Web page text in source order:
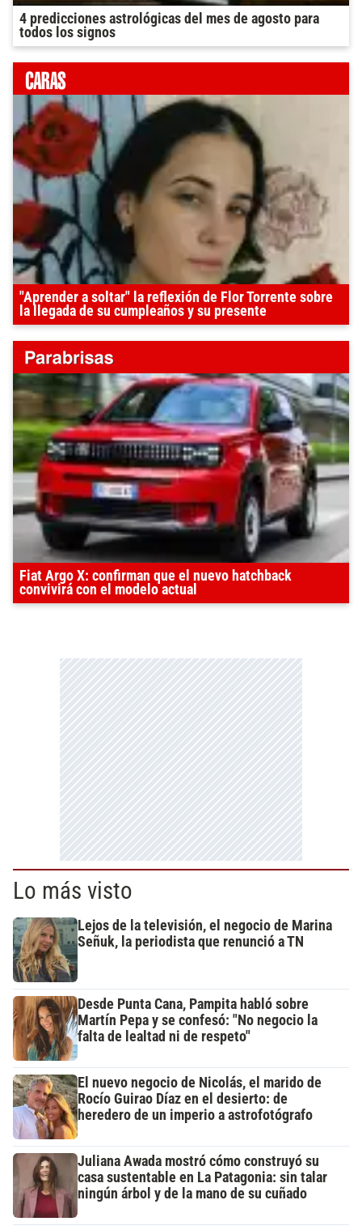
4 predicciones astrológicas del mes de agosto para
todos los signos
"Aprender a soltar" la reflexión de Flor Torrente sobre
la llegada de su cumpleaños y su presente
Fiat Argo X: confirman que el nuevo hatchback
convivirá con el modelo actual
Lo más visto
Lejos de la televisión, el negocio de Marina
Señuk, la periodista que renunció a TN
Desde Punta Cana, Pampita habló sobre
Martín Pepa y se confesó: "No negocio la
falta de lealtad ni de respeto"
El nuevo negocio de Nicolás, el marido de
Rocío Guirao Díaz en el desierto: de
heredero de un imperio a astrofotógrafo
Juliana Awada mostró cómo construyó su
casa sustentable en La Patagonia: sin talar
ningún árbol y de la mano de su cuñado